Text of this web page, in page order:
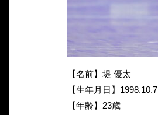
【名前】堤 優太
【生年月日】1998.10.7
【年齢】23歳